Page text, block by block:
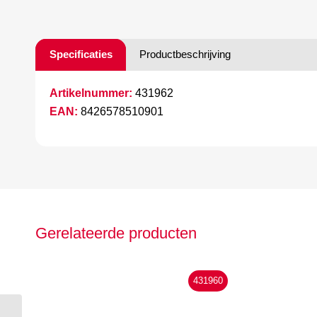
Specificaties Productbeschrijving
Artikelnummer: 431962
EAN: 8426578510901
Gerelateerde producten
431960